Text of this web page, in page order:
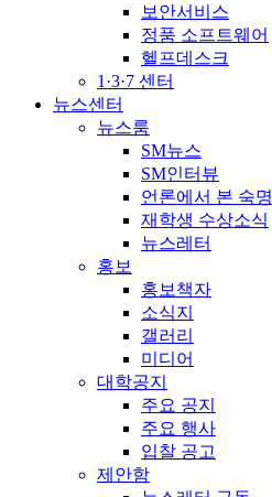
보안서비스
정품 소프트웨어
헬프데스크
1·3·7 센터
뉴스센터
뉴스룸
SM뉴스
SM인터뷰
언론에서 본 숙명
재학생 수상소식
뉴스레터
홍보
홍보책자
소식지
갤러리
미디어
대학공지
주요 공지
주요 행사
입찰 공고
제안함